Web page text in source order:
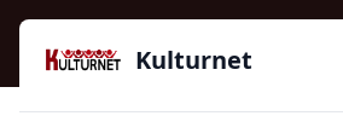
Kulturnet - Alt Det Gode I Livet | Din
2016
Kulturnet